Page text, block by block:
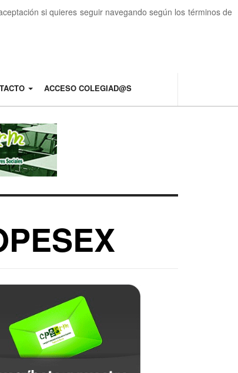
si quieres seguir navegando según los términos de
ACCESO COLEGIAD@S